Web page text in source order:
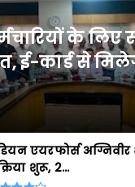
के लिए
ई-कार्ड से
एयरफोर्स
शुरू, 2...